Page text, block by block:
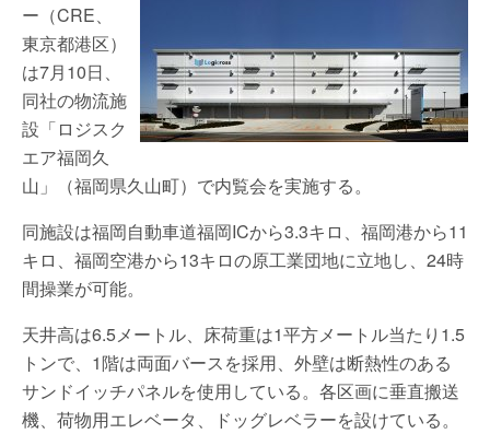
ー（CRE、
東京都港区）
は7月10日、
同社の物流施
設「ロジスク
エア福岡久
山」（福岡県久山町）で内覧会を実施する。
同施設は福岡自動車道福岡ICから3.3キロ、福岡港から11
キロ、福岡空港から13キロの原工業団地に立地し、24時
間操業が可能。
天井高は6.5メートル、床荷重は1平方メートル当たり1.5
トンで、1階は両面バースを採用、外壁は断熱性のある
サンドイッチパネルを使用している。各区画に垂直搬送
機、荷物用エレベータ、ドッグレベラーを設けている。